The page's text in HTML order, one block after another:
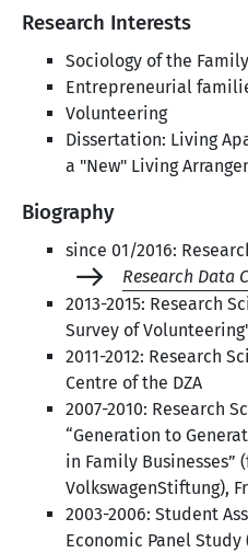
Research Interests
Sociology of the
Entrepreneurial
Volunteering
Dissertation: Living
a "New" Living
Biography
since 01/2016:
Research Data
2013-2015: Research
Survey of
2011-2012: Research
Centre of the DZA
2007-2010: Research
“Generation to
in Family Businesses”
VolkswagenStiftung),
2003-2006: Student
Economic Panel